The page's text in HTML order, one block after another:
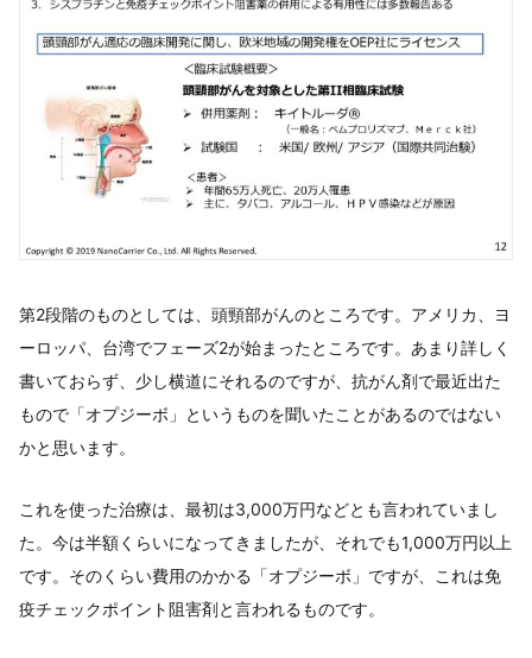
第2段階のものとしては、頭頸部がんのところです。アメリカ、ヨ
ーロッパ、台湾でフェーズ2が始まったところです。あまり詳しく
書いておらず、少し横道にそれるのですが、抗がん剤で最近出た
もので「オプジーボ」というものを聞いたことがあるのではない
かと思います。
これを使った治療は、最初は3,000万円などとも言われていまし
た。今は半額くらいになってきましたが、それでも1,000万円以上
です。そのくらい費用のかかる「オプジーボ」ですが、これは免
疫チェックポイント阻害剤と言われるものです。